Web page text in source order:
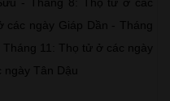
ngày Giáp Dần - Tháng
11: Thọ tử ở các ngày
Tân Dậu